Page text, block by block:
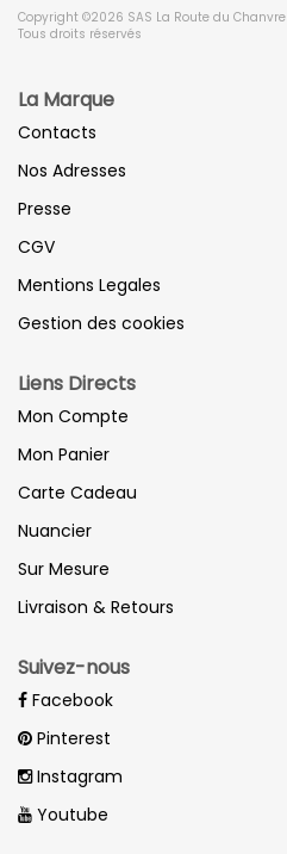
Copyright ©2026 SAS La Route du Chanvre
Tous droits réservés
La Marque
Contacts
Nos Adresses
Presse
CGV
Mentions Legales
Gestion des cookies
Liens Directs
Mon Compte
Mon Panier
Carte Cadeau
Nuancier
Sur Mesure
Livraison & Retours
Suivez-nous
Facebook
Pinterest
Instagram
Youtube